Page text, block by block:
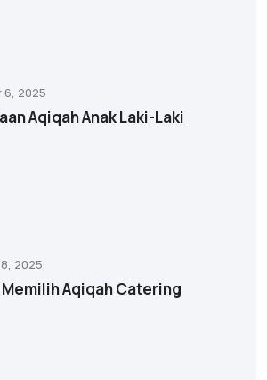
6, 2025
Aqiqah Anak Laki-Laki
2025
Memilih Aqiqah Catering